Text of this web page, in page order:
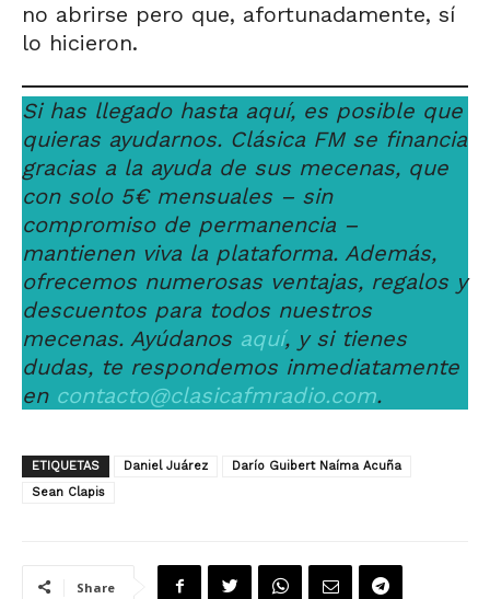
no abrirse pero que, afortunadamente, sí
lo hicieron.
Si has llegado hasta aquí, es posible que
quieras ayudarnos. Clásica FM se financia
gracias a la ayuda de sus mecenas, que
con solo 5€ mensuales – sin
compromiso de permanencia –
mantienen viva la plataforma. Además,
ofrecemos numerosas ventajas, regalos y
descuentos para todos nuestros
mecenas. Ayúdanos aquí, y si tienes
dudas, te respondemos inmediatamente
en contacto@clasicafmradio.com.
ETIQUETAS Daniel Juárez
Darío Guibert Naíma Acuña
Sean Clapis
Share